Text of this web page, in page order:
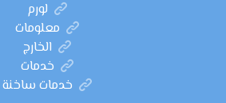
لورم
معلومات
الخارج
خدمات
خدمات ساخنة